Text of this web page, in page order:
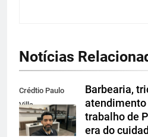
Notícias
Crédtio Paulo
Villa
Barbearia,
trabalho de
era do